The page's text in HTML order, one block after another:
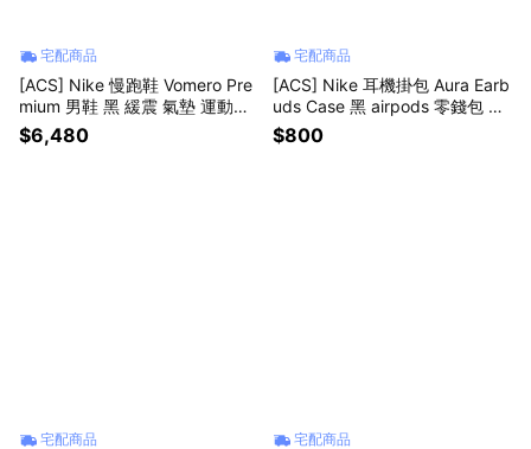
宅配商品
[ACS] Nike 慢跑鞋 Vomero Pre
mium 男鞋 黑 緩震 氣墊 運動鞋
厚底 HQ2050-002
$6,480
宅配商品
[ACS] Nike 耳機掛包 Aura Earb
uds Case 黑 airpods 零錢包 N1
01237401-3OS
$800
宅配商品 宅配商品